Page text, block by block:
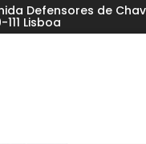
Defensores de
111 Lisboa